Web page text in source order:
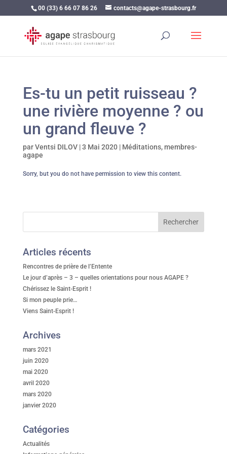
00 (33) 6 66 07 86 26 contacts@agape-strasbourg.fr
Es-tu un petit ruisseau ?
une rivière moyenne ? ou
un grand fleuve ?
parVentsi DILOV|3 Mai 2020| Méditations,membres-
agape
Sorry, but you do not have permission to view this content.
Articles récents
Rencontres de prière de l’Entente
Le jour d’après – 3 – quelles orientations pour nous AGAPE ?
Chérissez le Saint-Esprit !
Si mon peuple prie…
Viens Saint-Esprit !
Archives
mars 2021
juin 2020
mai 2020
avril 2020
mars 2020
janvier 2020
Catégories
Actualités